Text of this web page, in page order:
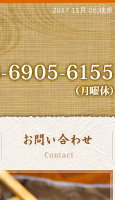
2017 11月 06|穂卓